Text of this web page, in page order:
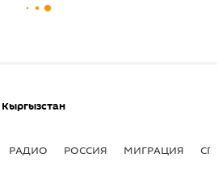
Кыргызстан
РАДИО РОССИЯ МИГРАЦИЯ